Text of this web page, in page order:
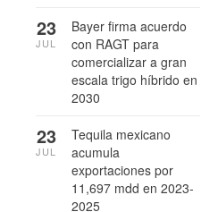
Bayer firma acuerdo
con RAGT para
comercializar a gran
escala trigo híbrido en
2030
23
JUL
Tequila mexicano
acumula
exportaciones por
11,697 mdd en 2023-
2025
23
JUL